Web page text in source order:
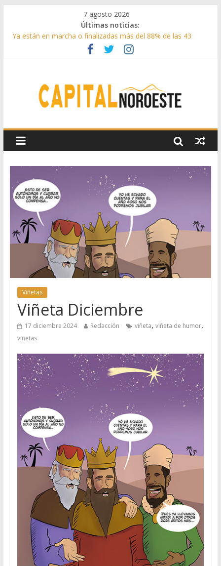
7 agosto 2026
Últimas noticias:
Ya están en marcha o finalizadas más del 88% de las 43
medidas urgentes para reconstruir la Sierra Oeste
Cerca de 33.000 asistentes en los espectáculos de la
kilos de forraje a las ganaderías afectadas por los incendios
de la Sierra Oeste
Guadarrama abre matricula 2026-2027 del Aula de
Humanidades
Viñetas
Viñeta Diciembre
17 diciembre 2024 Redacción viñeta, viñeta de humor,
viñetas